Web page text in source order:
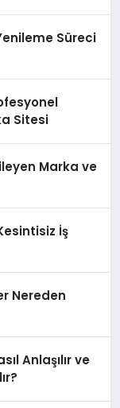
Süreci
Sitesi
Marka ve
İş
Nereden
Anlaşılır ve